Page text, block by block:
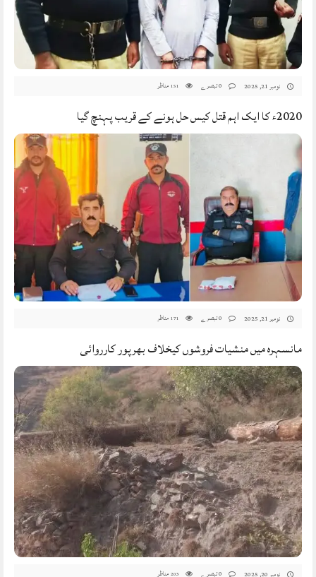
نومبر 21, 2025 151 مناظر
2020ء کا ایک اہم قتل کیس حل ہونے کے قریب پہنچ گیا
نومبر 21, 2025 171 مناظر
مانسہرہ میں منشیات فروشوں کیخلاف بھرپور کارروائی
203 مناظر